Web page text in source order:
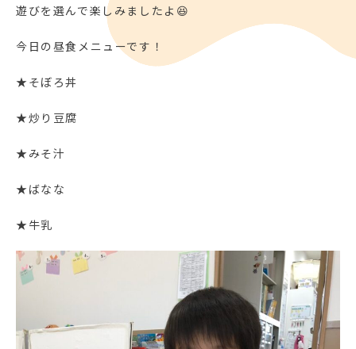
遊びを選んで楽しみましたよ😆
今日の昼食メニューです！
★そぼろ丼
★炒り豆腐
★みそ汁
★ばなな
★牛乳